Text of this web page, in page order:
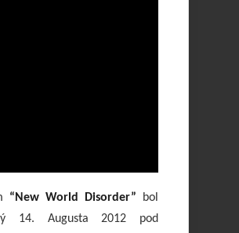
“New World Disorder” bol
14. Augusta 2012 pod